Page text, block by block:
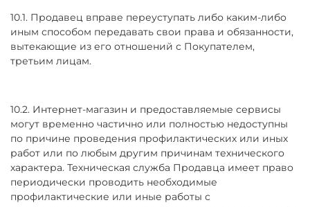
10.1. Продавец вправе переуступать либо каким-либо
иным способом передавать свои права и обязанности,
вытекающие из его отношений с Покупателем,
третьим лицам.
10.2. Интернет-магазин и предоставляемые сервисы
могут временно частично или полностью недоступны
по причине проведения профилактических или иных
работ или по любым другим причинам технического
характера. Техническая служба Продавца имеет право
периодически проводить необходимые
профилактические или иные работы с